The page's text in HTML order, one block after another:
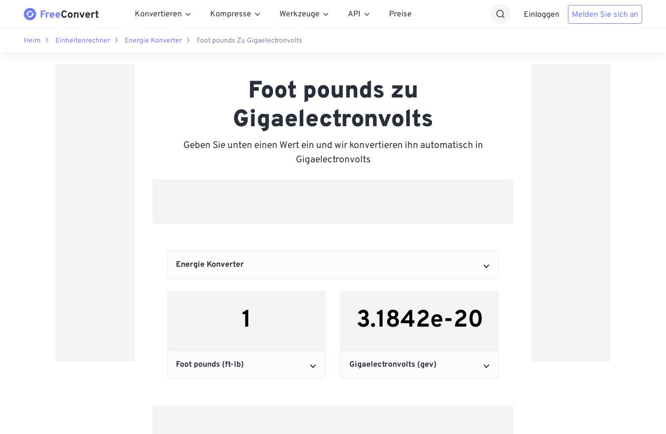
Konvertieren Kompresse Werkzeuge API Preise Einloggen Melden Sie sich an
Heim Einheitenrechner Energie Konverter Foot pounds Zu Gigaelectronvolts
Foot pounds zu
Gigaelectronvolts
Geben Sie unten einen Wert ein und wir konvertieren ihn automatisch in
Gigaelectronvolts